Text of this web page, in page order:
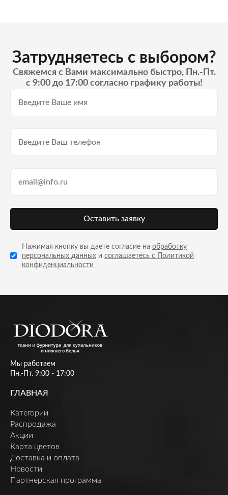
Затрудняетесь с выбором?
Свяжемся с Вами максимально быстро, Пн.-Пт.
с 9:00 до 17:00 согласно графику работы!
Оставить заявку
Нажимая кнопку вы даете согласие на обработку
персональных данных и соглашаетесь с Политикой
конфиденциальности
Мы работаем
Пн.-Пт. 9:00 - 17:00
ГЛАВНАЯ
Категории
Распродажа
Акции
Карта цветов
Доставка и оплата
Новости
Партнерская программа